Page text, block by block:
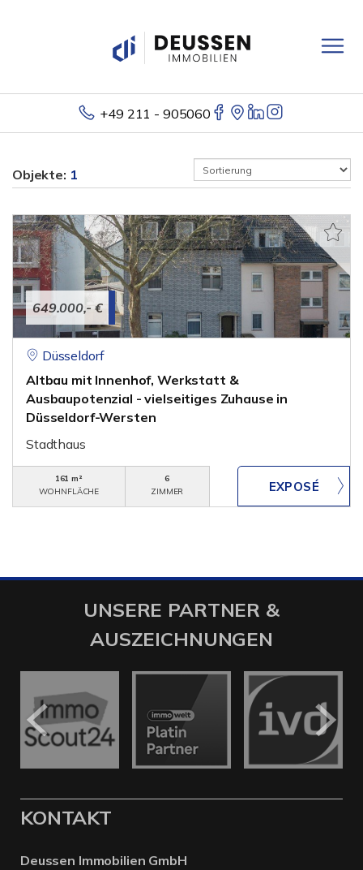
+49 211 - 905060
Objekte: 1
649.000,- €
Düsseldorf
Altbau mit Innenhof, Werkstatt &
Ausbaupotenzial - vielseitiges Zuhause in
Düsseldorf-Wersten
Stadthaus
161 m²
WOHNFLÄCHE
6
ZIMMER
UNSERE PARTNER &
AUSZEICHNUNGEN
KONTAKT
Deussen Immobilien GmbH